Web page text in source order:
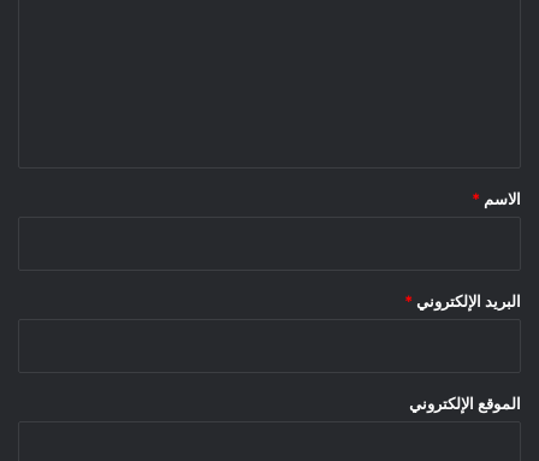
*
الاسم *
البريد الإلكتروني *
الموقع الإلكتروني